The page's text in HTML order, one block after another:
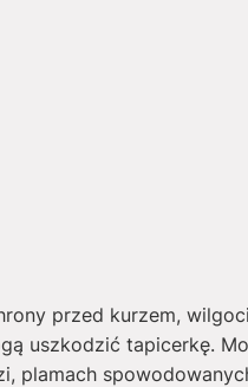
przed kurzem,
uszkodzić tapicerkę.